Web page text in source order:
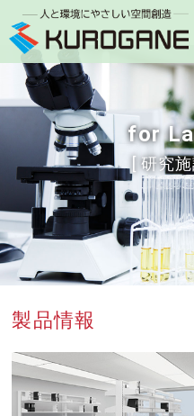
for
[ 研究
製品情報